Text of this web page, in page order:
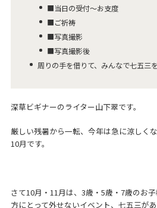
■当日の受付～お支度
■ご祈祷
■写真撮影
■写真撮影後
周りの手を借りて、みんなで七五三
深草ビギナーのライター山下翠です。
厳しい残暑から一転、今年は急に涼しく
10月です。
さて10月・11月は、3歳・5歳・7歳のお
方にとって外せないイベント、七五三があ